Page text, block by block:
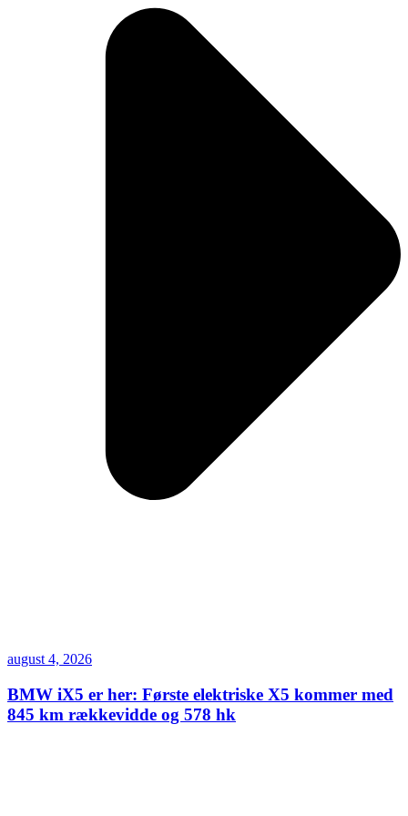
august 4, 2026
BMW iX5 er her: Første elektriske X5 kommer med
845 km rækkevidde og 578 hk